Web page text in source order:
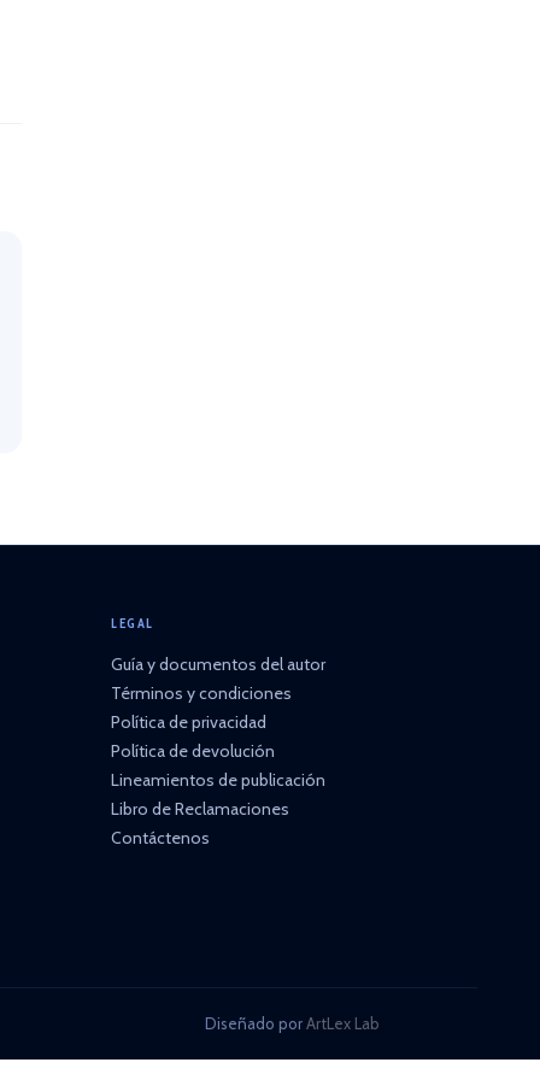
LEGAL
Guía y documentos del autor
Términos y condiciones
Política de privacidad
Política de devolución
Lineamientos de publicación
Libro de Reclamaciones
Contáctenos
Diseñado porArtLex Lab